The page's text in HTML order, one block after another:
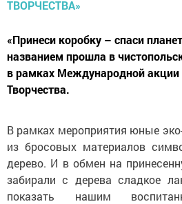
«Принеси коробку – спаси
названием прошла в
в рамках Международной акции
Творчества.
В рамках мероприятия юные
из бросовых материалов
дерево. И в обмен на
забирали с дерева сладкое
показать нашим